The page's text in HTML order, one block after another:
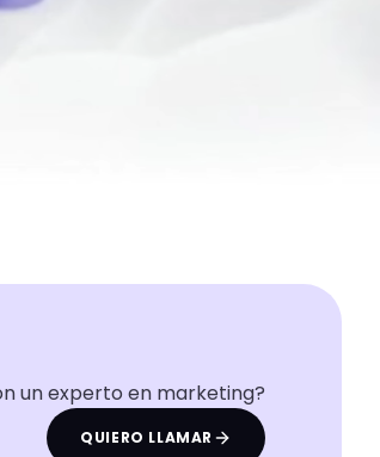
un experto en marketing?
QUIERO LLAMAR